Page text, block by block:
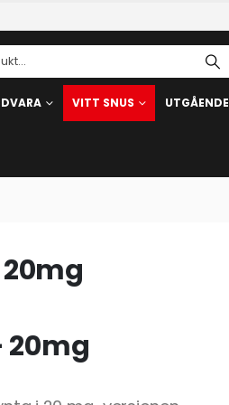
VITT SNUS UTGÅENDE
20mg